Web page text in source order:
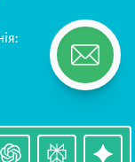
Польщі»